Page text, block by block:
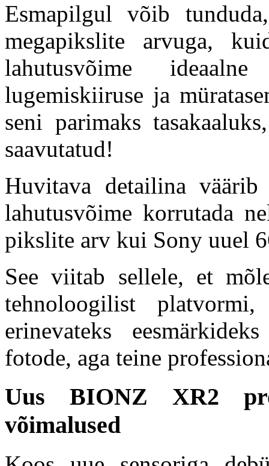
Esmapilgul võib
megapikslite arvuga,
lahutusvõime
lugemiskiiruse ja
seni parimaks
saavutatud!
Huvitava detailina
lahutusvõime korrutada
pikslite arv kui Sony uuel
See viitab sellele, et
tehnoloogilist
erinevateks
fotode, aga teine
Uus BIONZ XR2
võimalused